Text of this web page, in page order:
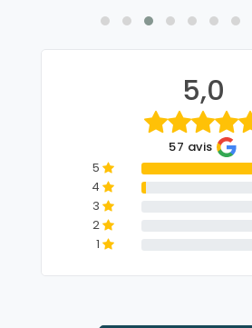
5,0
57 avis
5
4
3
2
1